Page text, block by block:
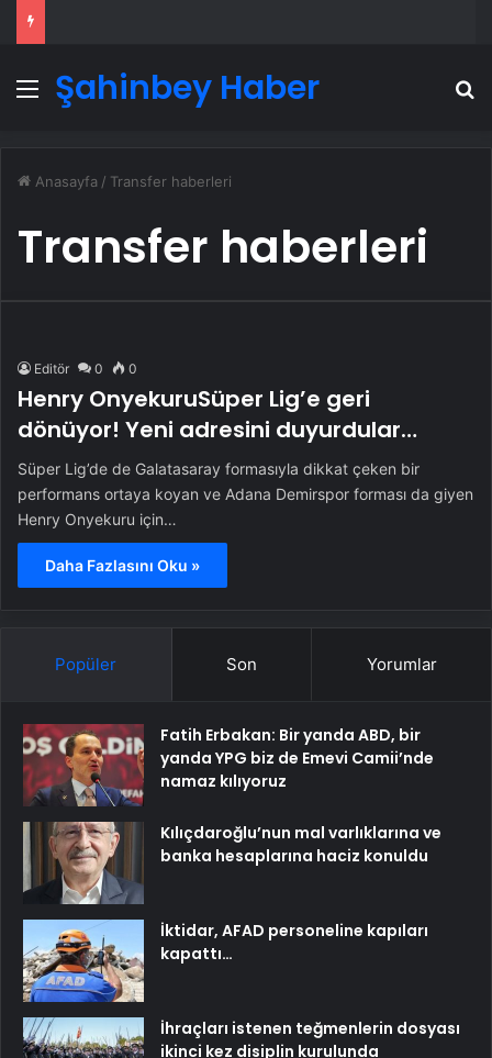
Menü
Şahinbey Haber
Anasayfa / Transfer haberleri
Transfer haberleri
Editör 0 0
Henry OnyekuruSüper Lig’e geri
dönüyor! Yeni adresini duyurdular…
Süper Lig’de de Galatasaray formasıyla dikkat çeken bir
performans ortaya koyan ve Adana Demirspor forması da giyen
Henry Onyekuru için…
Daha Fazlasını Oku »
Popüler Son Yorumlar
Fatih Erbakan: Bir yanda ABD, bir
yanda YPG biz de Emevi Camii’nde
namaz kılıyoruz
Kılıçdaroğlu’nun mal varlıklarına ve
banka hesaplarına haciz konuldu
İktidar, AFAD personeline kapıları
kapattı…
İhraçları istenen teğmenlerin dosyası
ikinci kez disiplin kurulunda